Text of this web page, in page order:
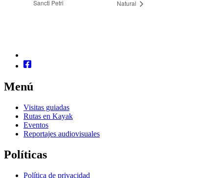
Sancti Petri
Natural
Menú
Visitas guiadas
Rutas en Kayak
Eventos
Reportajes audiovisuales
Políticas
Política de privacidad